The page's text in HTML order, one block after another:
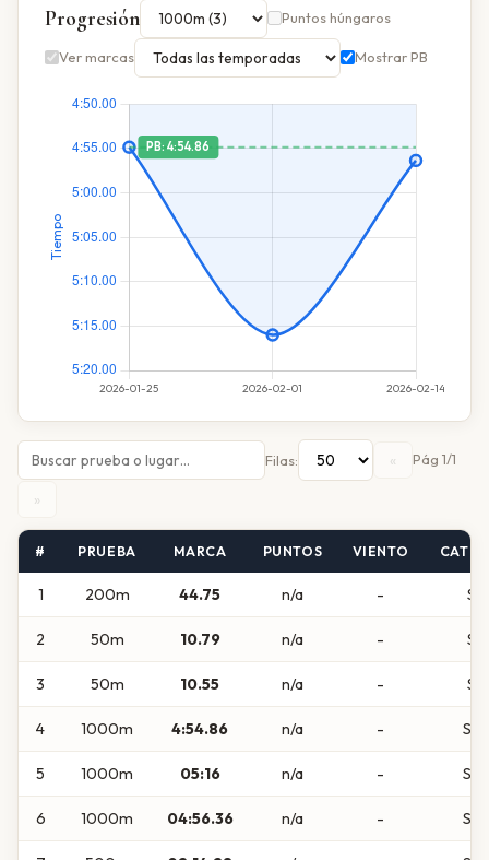
Progresión Puntos húngaros
Ver marcas Mostrar PB
Filas: « Pág 1/1
»
# PRUEBA MARCA PUNTOS VIENTO
1 200m 44.75 n/a -
2 50m 10.79 n/a -
3 50m 10.55 n/a -
4 1000m 4:54.86 n/a -
5 1000m 05:16 n/a -
6 1000m 04:56.36 n/a -